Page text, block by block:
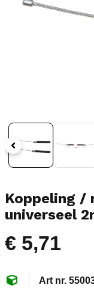
Koppeling /
universeel
€ 5,71